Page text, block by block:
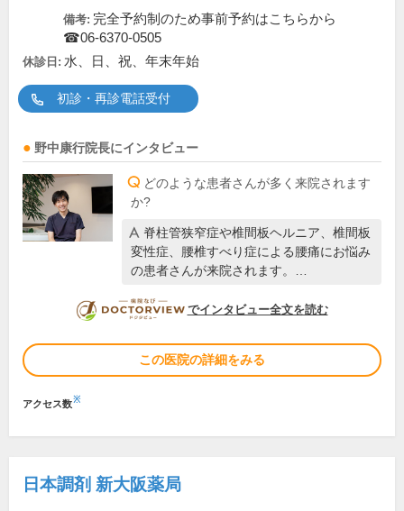
備考: 完全予約制のため事前予約はこちらから
☎06-6370-0505
休診日: 水、日、祝、年末年始
初診・再診電話受付
野中康行院長にインタビュー
どのような患者さんが多く来院されます
か?
脊柱管狭窄症や椎間板ヘルニア、椎間板
変性症、腰椎すべり症による腰痛にお悩み
の患者さんが来院されます。…
DOCTORVIEW
でインタビュー全文を読む
この医院の詳細をみる
アクセス数※
日本調剤 新大阪薬局